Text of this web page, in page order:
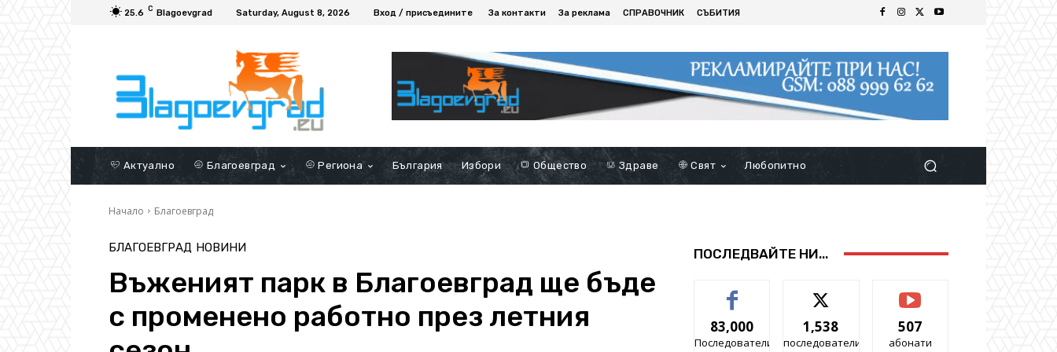
25.6 C Blagoevgrad Saturday, August 8, 2026 Вход / присъедините За контакти За реклама СПРАВОЧНИК СЪБИТИЯ
Актуално Благоевград Региона България Избори Общество Здраве Свят Любопитно
Начало Благоевград
БЛАГОЕВГРАД НОВИНИ
Въженият парк в Благоевград ще бъде
с променено работно през летния
ПОСЛЕДВАЙТЕ НИ...
83,000
Последователи
1,538
последователи
507
абонати